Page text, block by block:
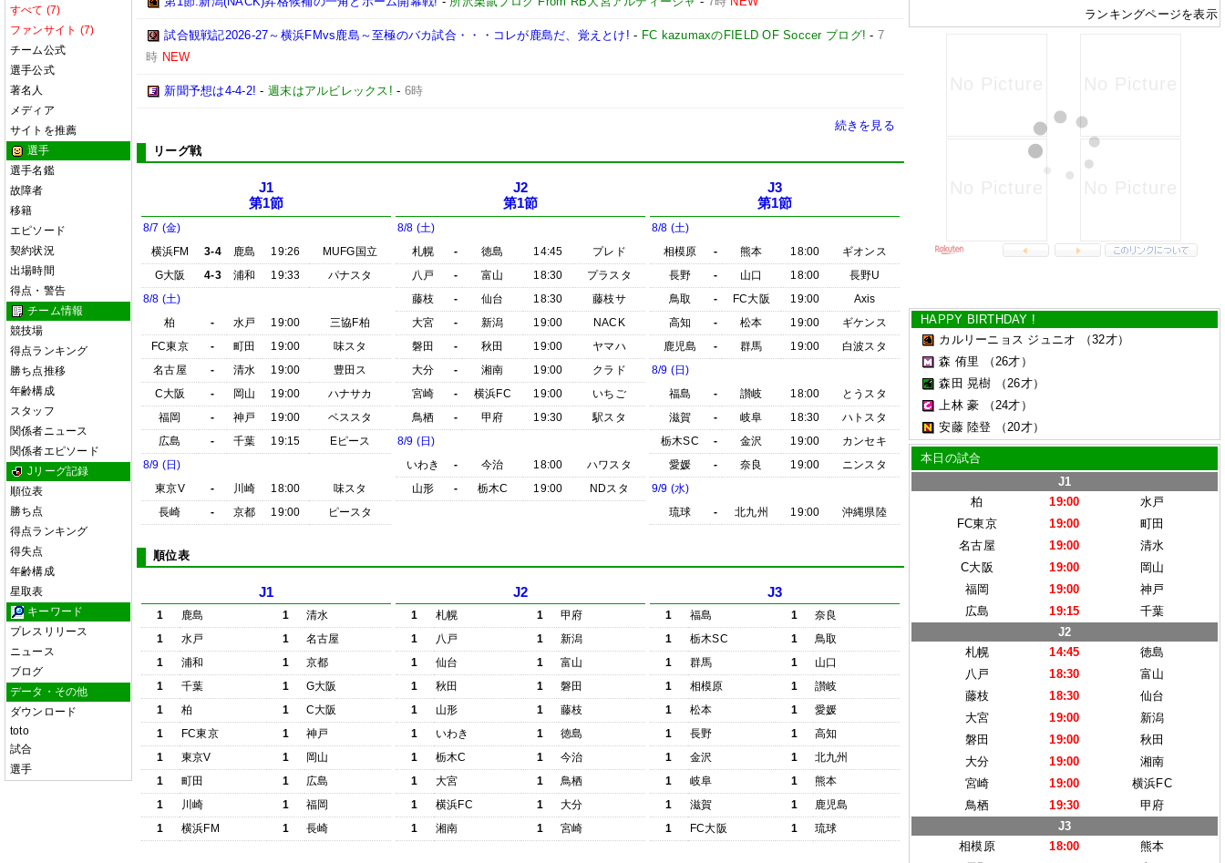
すべて (7)
ファンサイト (7)
チーム公式
選手公式
著名人
メディア
サイトを推薦
選手
選手名鑑
故障者
移籍
エピソード
契約状況
出場時間
得点・警告
チーム情報
競技場
得点ランキング
勝ち点推移
年齢構成
スタッフ
関係者ニュース
関係者エピソード
Jリーグ記録
順位表
勝ち点
得点ランキング
得失点
年齢構成
星取表
キーワード
プレスリリース
ニュース
ブログ
データ・その他
ダウンロード
toto
試合
選手
試合観戦記2026-27～横浜FMvs鹿島～至極のバカ試合・・・コレが鹿島だ、覚えとけ! - FC kazumaxのFIELD OF Soccer ブログ! - 7
時 NEW
新聞予想は4-4-2! -週末はアルビレックス! - 6時
続きを見る
リーグ戦
J1
第1節
8/7 (金)
横浜FM
3-4 鹿島 19:26
MUFG国立
G大阪
4-3 浦和 19:33
パナスタ
8/8 (土)
柏
- 水戸 19:00
三協F柏
FC東京
- 町田 19:00
味スタ
名古屋
- 清水 19:00
豊田ス
C大阪
- 岡山 19:00
ハナサカ
福岡
- 神戸 19:00
ベススタ
広島
- 千葉 19:15
Eピース
8/9 (日)
東京V
- 川崎 18:00
味スタ
長崎
- 京都 19:00 ピースタ
J2
第1節
8/8 (土)
札幌
- 徳島 14:45
プレド
八戸
- 富山 18:30
プラスタ
藤枝
- 仙台 18:30
藤枝サ
大宮
- 新潟 19:00
NACK
磐田
- 秋田 19:00
ヤマハ
大分
- 湘南 19:00
クラド
宮崎
- 横浜FC 19:00
いちご
鳥栖
- 甲府 19:30
駅スタ
8/9 (日)
いわき
- 今治 18:00
ハワスタ
山形
- 栃木C 19:00 NDスタ
J3
第1節
8/8 (土)
相模原
- 熊本 18:00
ギオンス
長野
- 山口 18:00
長野U
鳥取
- FC大阪 19:00
Axis
高知
- 松本 19:00
ギケンス
鹿児島
- 群馬 19:00
白波スタ
8/9 (日)
福島
- 讃岐 18:00
とうスタ
滋賀
- 岐阜 18:30
ハトスタ
栃木SC
- 金沢 19:00
カンセキ
愛媛
- 奈良 19:00
ニンスタ
9/9 (水)
琉球
- 北九州 19:00 沖縄県陸
順位表
J1
1 鹿島 1
清水
1
水戸 1
名古屋
1
浦和 1
京都
1
千葉 1
G大阪
1
柏 1
C大阪
1
FC東京 1
神戸
1
東京V 1
岡山
1
町田 1
広島
1
川崎 1
福岡
1
横浜FM 1 長崎
J2
1 札幌 1
甲府
1
八戸 1
新潟
1
仙台 1
富山
1
秋田 1
磐田
1
山形 1
藤枝
1
いわき 1
徳島
1
栃木C 1
今治
1
大宮 1
鳥栖
1
横浜FC 1
大分
1
湘南 1 宮崎
J3
1 福島 1
奈良
1
栃木SC 1
鳥取
1
群馬 1
山口
1
相模原 1
讃岐
1
松本 1
愛媛
1
長野 1
高知
1
金沢 1
北九州
1
岐阜 1
熊本
1
滋賀 1
鹿児島
1
FC大阪 1 琉球
ランキングページを表示
HAPPY BIRTHDAY !
カルリーニョス ジュニオ
（32才）
森 侑里
（26才）
森田 晃樹
（26才）
上林 豪
（24才）
安藤 陸登
（20才）
本日の試合
J1
柏
19:00
水戸
FC東京
19:00
町田
名古屋
19:00
清水
C大阪
19:00
岡山
福岡
19:00
神戸
広島
19:15
千葉
J2
札幌
14:45
徳島
八戸
18:30
富山
藤枝
18:30
仙台
大宮
19:00
新潟
磐田
19:00
秋田
大分
19:00
湘南
宮崎
19:00
横浜FC
鳥栖
19:30
甲府
J3
相模原
18:00
熊本